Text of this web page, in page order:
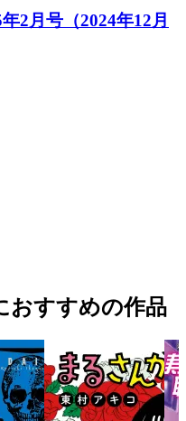
2月号（2024年12月
おすすめの作品